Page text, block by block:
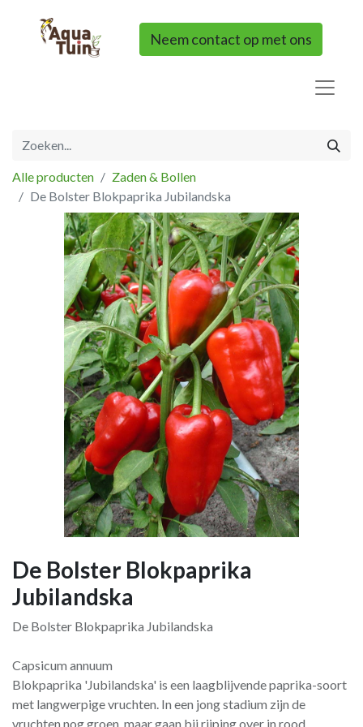
Neem contact op met ons
Alle producten
Zaden & Bollen
De Bolster Blokpaprika Jubilandska
De Bolster Blokpaprika
Jubilandska
De Bolster Blokpaprika Jubilandska
Capsicum annuum
Blokpaprika 'Jubilandska' is een laagblijvende paprika-soort
met langwerpige vruchten. In een jong stadium zijn de
vruchten nog groen, maar gaan bij rijping over in rood.